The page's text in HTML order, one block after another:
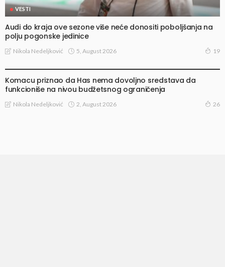
VESTI
Audi do kraja ove sezone više neće donositi poboljšanja na
polju pogonske jedinice
Nikola Nedeljković 5, August 2026 19
Komacu priznao da Has nema dovoljno sredstava da
funkcioniše na nivou budžetsnog ograničenja
Nikola Nedeljković 2, August 2026 26